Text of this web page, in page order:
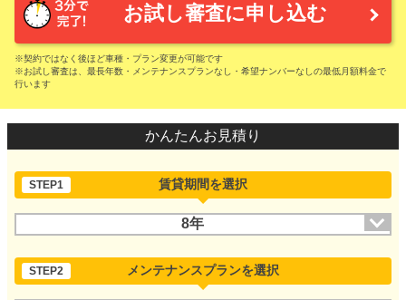
お試し審査に申し込む
※契約ではなく後ほど車種・プラン変更が可能です
※お試し審査は、最長年数・メンテナンスプランなし・希望ナンバーなしの最低月額料金で
行います
かんたんお見積り
STEP1 賃貸期間を選択
8年
STEP2 メンテナンスプランを選択